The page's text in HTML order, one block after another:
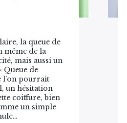
la queue de
même de la
mais aussi un
de
l’on pourrait
un hésitation
coiffure, bien
un simple